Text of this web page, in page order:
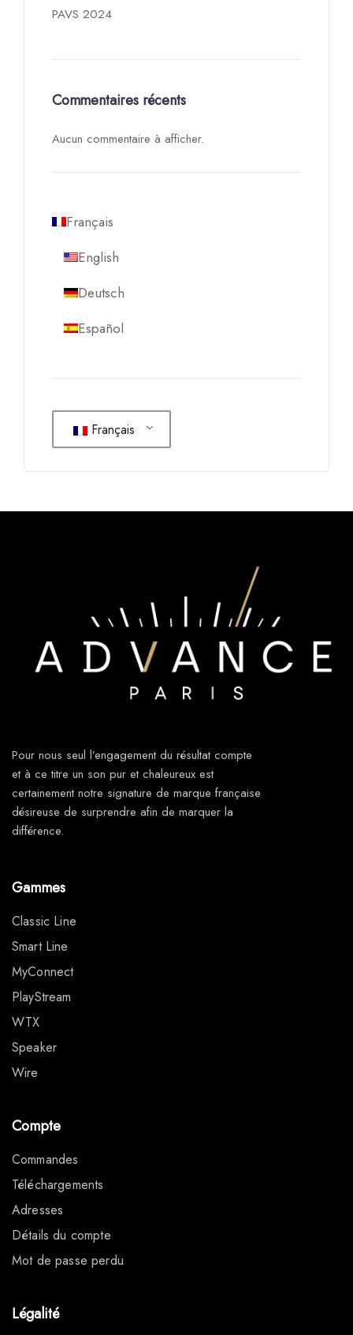
PAVS 2024
Commentaires récents
Aucun commentaire à afficher.
Français
English
Deutsch
Español
Français
Pour nous seul l’engagement du résultat compte
et à ce titre un son pur et chaleureux est
certainement notre signature de marque française
désireuse de surprendre afin de marquer la
différence.
Gammes
Classic Line
Smart Line
MyConnect
PlayStream
WTX
Speaker
Wire
Compte
Commandes
Téléchargements
Adresses
Détails du compte
Mot de passe perdu
Légalité